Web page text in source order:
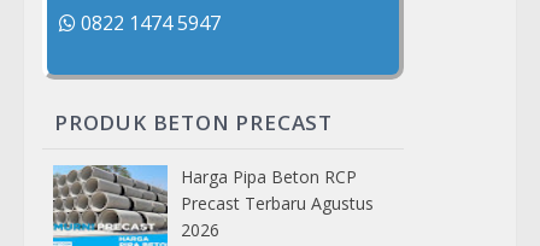
0822 1474 5947
PRODUK BETON PRECAST
Harga Pipa Beton RCP
Precast Terbaru Agustus
2026